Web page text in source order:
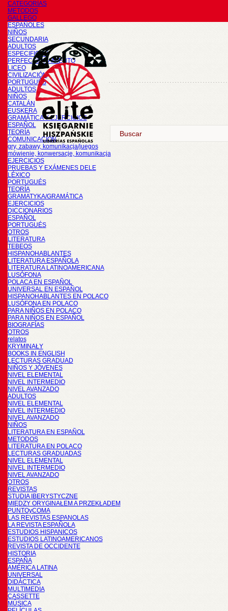
CATEGORÍAS
METODOS
GALLEGO
ESPAÑOLES
NIÑOS
SECUNDARIA
ADULTOS
ESPECIFICOS
PERFECCIONAMIENTO
LICEO
CIVILIZACIÓN
PORTUGUÉS
ADULTOS
NIÑOS
CATALÁN
EUSKERA
GRAMÁTICA Y EJERCICIOS
ESPAÑOL
TEORÍA
COMUNICACIÓN
gry, zabawy, komunikacja/juegos
mówienie, konwersacje, komunikacja
EJERCICIOS
PRUEBAS Y EXÁMENES DELE
LÉXICO
PORTUGUÉS
TEORÍA
GRAMATYKA/GRAMÁTICA
EJERCICIOS
DICCIONARIOS
ESPAÑOL
PORTUGUÉS
OTROS
LITERATURA
TEBEOS
HISPANOHABLANTES
LITERATURA ESPAÑOLA
LITERATURA LATINOAMERICANA
LUSÓFONA
POLACA EN ESPAÑOL
UNIVERSAL EN ESPAÑOL
HISPANOHABLANTES EN POLACO
LUSÓFONA EN POLACO
PARA NIÑOS EN POLACO
PARA NIÑOS EN ESPAÑOL
BIOGRAFÍAS
OTROS
relatos
KRYMINAŁY
BOOKS IN ENGLISH
LECTURAS GRADUAD
NIÑOS Y JÓVENES
NIVEL ELEMENTAL
NIVEL INTERMEDIO
NIVEL AVANZADO
ADULTOS
NIVEL ELEMENTAL
NIVEL INTERMEDIO
NIVEL AVANZADO
NIÑOS
LITERATURA EN ESPAÑOL
METODOS
LITERATURA EN POLACO
LECTURAS GRADUADAS
NIVEL ELEMENTAL
NIVEL INTERMEDIO
NIVEL AVANZADO
OTROS
REVISTAS
STUDIA IBERYSTYCZNE
MIĘDZY ORYGINAŁEM A PRZEKŁADEM
PUNTOyCOMA
LAS REVISTAS ESPANOLAS
LA REVISTA ESPAÑOLA
ESTUDIOS HISPANICOS
ESTUDIOS LATINOAMERICANOS
REVISTA DE OCCIDENTE
HISTORIA
ESPAÑA
AMÉRICA LATINA
UNIVERSAL
DIDÁCTICA
MULTIMEDIA
CASSETTE
MÚSICA